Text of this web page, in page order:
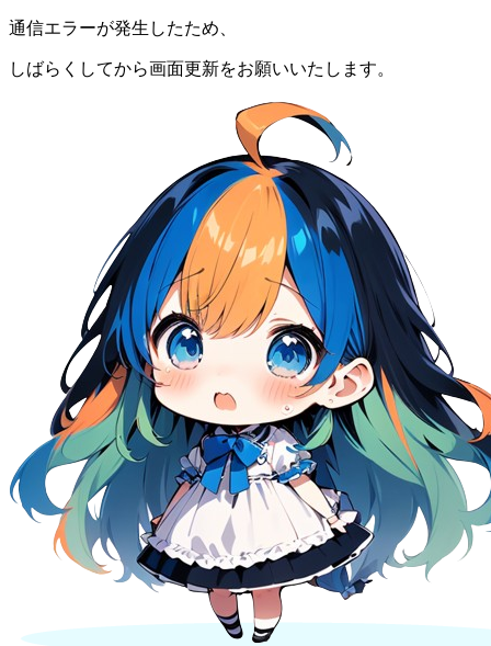
通信エラーが発生したため、
しばらくしてから画面更新をお願いいたします。